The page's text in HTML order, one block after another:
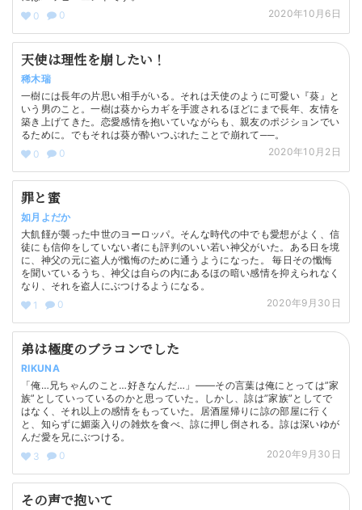
0
0 2020年10月6日
天使は理性を崩したい！
稀木瑞
一樹には長年の片思い相手がいる。それは天使のように可愛い『葵』と
いう男のこと。一樹は葵からカギを手渡されるほどにまで長年、友情を
築き上げてきた。恋愛感情を抱いていながらも、親友のポジションでい
るために。でもそれは葵が酔いつぶれたことで崩れて──。
0
0 2020年10月2日
罪と蜜
如月よだか
大飢饉が襲った中世のヨーロッパ。そんな時代の中でも愛想がよく、信
徒にも信仰をしていない者にも評判のいい若い神父がいた。ある日を境
に、神父の元に盗人が懺悔のために通うようになった。 毎日その懺悔
を聞いているうち、神父は自らの内にあるほの暗い感情を抑えられなく
なり、それを盗人にぶつけるようになる。
1
0 2020年9月30日
弟は極度のブラコンでした
RIKUNA
「俺…兄ちゃんのこと…好きなんだ…」――その言葉は俺にとっては”家
族”としていっているのかと思っていた。しかし、諒は”家族”としてで
はなく、それ以上の感情をもっていた。居酒屋帰りに諒の部屋に行く
と、知らずに媚薬入りの雑炊を食べ、諒に押し倒される。諒は深いゆが
んだ愛を兄にぶつける。
3
0 2020年9月30日
その声で抱いて